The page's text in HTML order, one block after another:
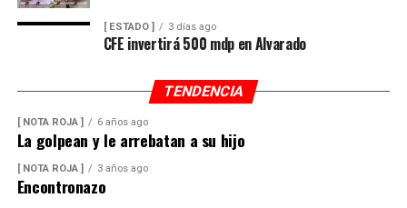
[ ESTADO ] 3 días ago
CFE invertirá 500 mdp en Alvarado
TENDENCIA
[ NOTA ROJA ] 6 años ago
La golpean y le arrebatan a su hijo
[ NOTA ROJA ] 3 años ago
Encontronazo